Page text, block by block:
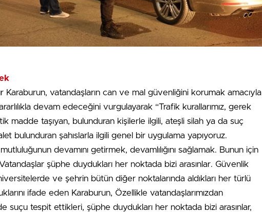
Karaburun, vatandaşların can ve mal güvenliğini korumak amacıyla
devam edeceğini vurgulayarak “Trafik kurallarımız, gerek
madde taşıyan, bulunduran kişilerle ilgili, ateşli silah ya da suç
bulunduran şahıslarla ilgili genel bir uygulama yapıyoruz.
mutluluğunun devamını getirmek, devamlılığını sağlamak. Bunun için
şüphe duydukları her noktada bizi arasınlar. Güvenlik
ve şehrin bütün diğer noktalarında aldıkları her türlü
ifade eden Karaburun, Özellikle vatandaşlarımızdan
suçu tespit ettikleri, şüphe duydukları her noktada bizi arasınlar,